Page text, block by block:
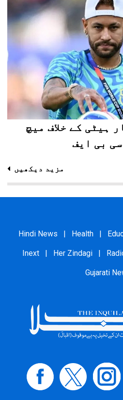
ہیٹی کے خلاف میچ
بی ایف
مزید دیکھیں
Hindi News Health
Inext Her Zindagi
Gujarati